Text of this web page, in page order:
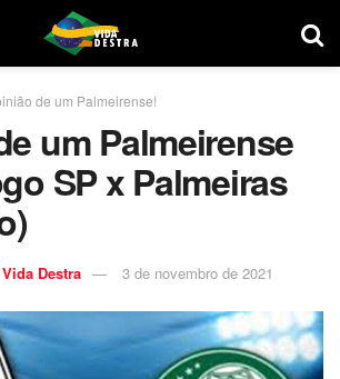
de um Palmeirense!
um Palmeirense
SP x Palmeiras
Destra 3 de novembro de 2021